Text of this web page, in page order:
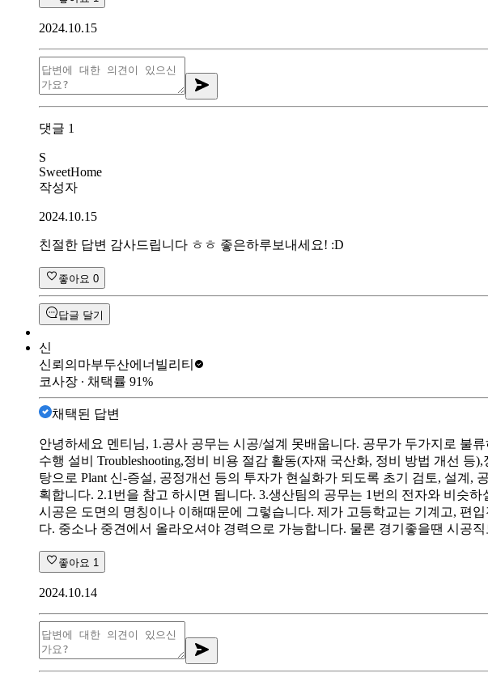
2024.10.15
댓글 1
S
SweetHome
작성자
2024.10.15
친절한 답변 감사드립니다 ㅎㅎ 좋은하루보내세요! :D
좋아요 0
답글 달기
신
신뢰의마부두산에너빌리티
코사장 ∙ 채택률 91%
채택된 답변
안녕하세요 멘티님, 1.공사 공무는 시공/설계 못배웁니다. 공무가 두가지로 불
수행 설비 Troubleshooting,정비 비용 절감 활동(자재 국산화, 정비 방법 개선
탕으로 Plant 신-증설, 공정개선 등의 투자가 현실화가 되도록 초기 검토, 설계,
획합니다. 2.1번을 참고 하시면 됩니다. 3.생산팀의 공무는 1번의 전자와 비슷
시공은 도면의 명칭이나 이해때문에 그렇습니다. 제가 고등학교는 기계고, 편
다. 중소나 중견에서 올라오셔야 경력으로 가능합니다. 물론 경기좋을땐 시공
좋아요 1
2024.10.14